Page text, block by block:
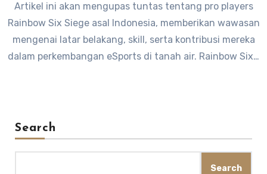
Artikel ini akan mengupas tuntas tentang pro players
Rainbow Six Siege asal Indonesia, memberikan wawasan
mengenai latar belakang, skill, serta kontribusi mereka
dalam perkembangan eSports di tanah air. Rainbow Six…
Search
Search